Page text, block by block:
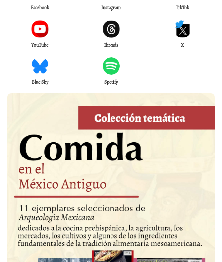
Facebook Instagram TikTok
YouTube Threads X
Blue Sky Spotify